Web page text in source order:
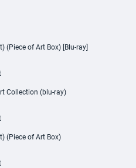
(Piece of Art Box) [Blu-ray]
Collection (blu-ray)
(Piece of Art Box)